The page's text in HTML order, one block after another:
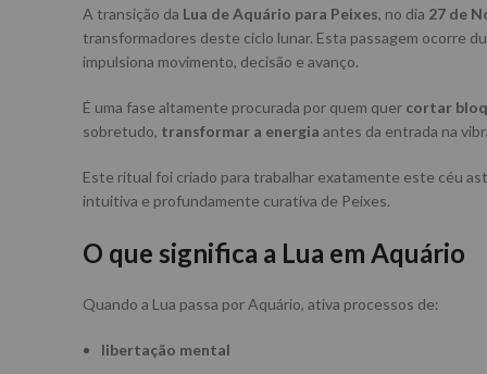
A transição da Lua de Aquário para Peixes, no dia 27 de
transformadores deste ciclo lunar. Esta passagem ocorre
impulsiona movimento, decisão e avanço.
É uma fase altamente procurada por quem quer cortar
sobretudo, transformar a energia antes da entrada na
Este ritual foi criado para trabalhar exatamente este céu
intuitiva e profundamente curativa de Peixes.
O que significa a Lua em Aquário
Quando a Lua passa por Aquário, ativa processos de:
libertação mental